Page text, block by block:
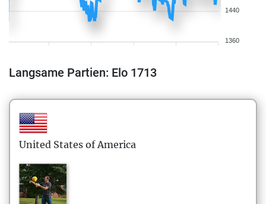
1440
1360
Langsame Partien: Elo 1713
United States of America